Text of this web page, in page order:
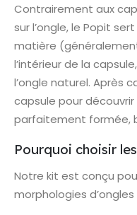
Contrairement aux
sur l’ongle, le Popit
matière
l’intérieur de la
l’ongle naturel. Après
capsule pour
parfaitement formée,
Pourquoi choisir
Notre kit est conçu
morphologies d’ongles